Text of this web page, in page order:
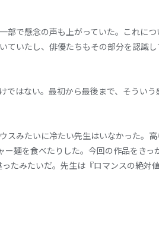
部で懸念の声も上がっていた。これに
いたし、俳優たちもその部分を認識
はない。最初から最後まで、そうい
みたいに冷たい先生はいなかった。
麺を食べたりした。今回の作品をき
たみたいだ。先生は『ロマンスの絶対